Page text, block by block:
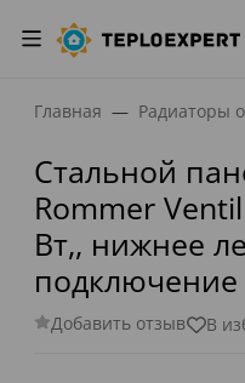
Главная Радиаторы
Стальной
Rommer
Вт,, нижнее
подключение
Добавить отзыв В